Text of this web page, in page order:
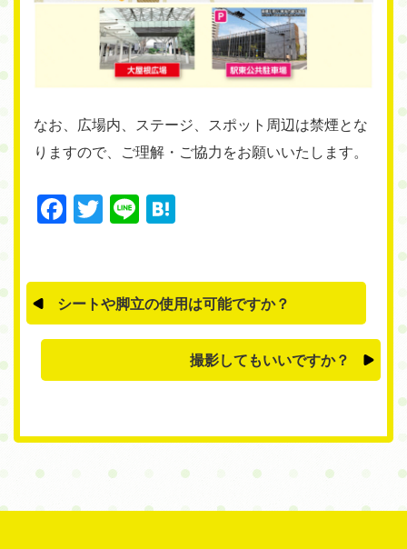
なお、広場内、ステージ、スポット周辺は禁煙とな
りますので、ご理解・ご協力をお願いいたします。
Facebook
Twitter
Line
シートや脚立の使用は可能ですか？
撮影してもいいですか？